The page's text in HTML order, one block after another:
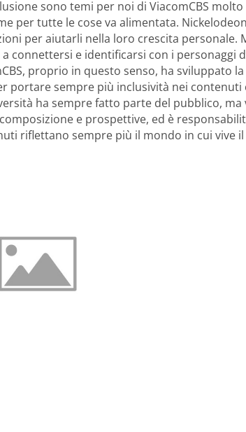
sono temi per noi di ViacomCBS
per tutte le cose va alimentata.
per aiutarli nella loro crescita personale.
connettersi e identificarsi con i personaggi
proprio in questo senso, ha sviluppato
portare sempre più inclusività nei
ha sempre fatto parte del pubblico,
e prospettive, ed è
riflettano sempre più il mondo in cui vive